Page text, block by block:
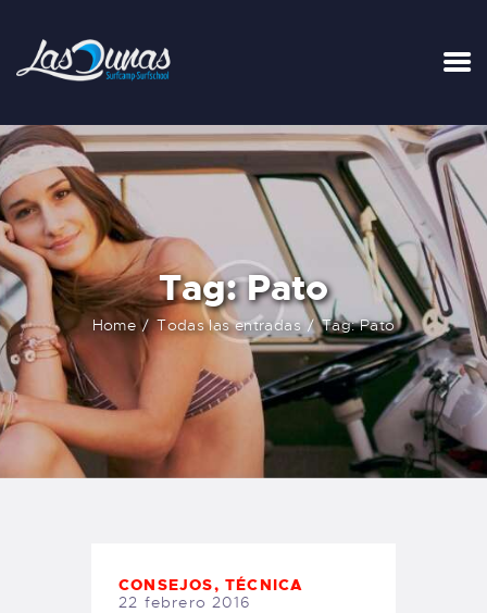
Tag: Pato
Home Todas las entradas Tag: Pato
INICIO
TARIFAS
LA SURFHOUSE DEL CLUB
SURFCAMPS
CLASES DE SURF
ESCUELA DE SURF
ALQUILER
BLOG
FAQ
CONTACTO
CARRITO
CONSEJOS,TÉCNICA
22 febrero 2016